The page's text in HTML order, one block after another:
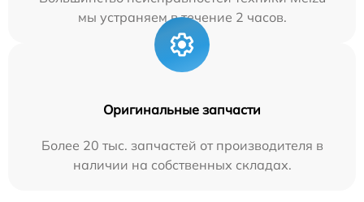
мы устраняем в течение 2 часов.
Оригинальные запчасти
Более 20 тыс. запчастей от производителя в
наличии на собственных складах.